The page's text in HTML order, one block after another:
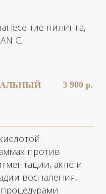
и
т. к.
которая
пилинга,
3 900 р.
всех